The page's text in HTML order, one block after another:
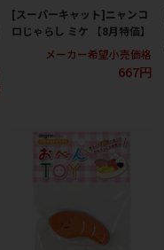
[スーパーキャット]ニャンコ
ロじゃらし ミケ 【8月特価】
メーカー希望小売価格
667円